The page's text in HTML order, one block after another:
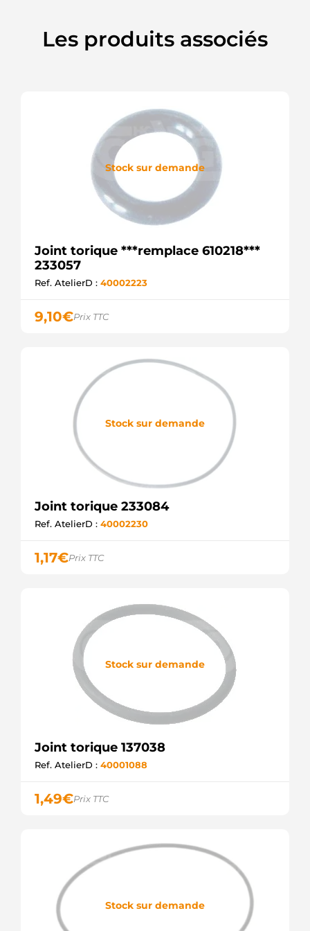
Les produits associés
Stock sur demande
Joint torique ***remplace 610218***
233057
Ref. AtelierD : 40002223
9,10€Prix TTC
Stock sur demande
Joint torique 233084
Ref. AtelierD : 40002230
1,17€Prix TTC
Stock sur demande
Joint torique 137038
Ref. AtelierD : 40001088
1,49€Prix TTC
Stock sur demande